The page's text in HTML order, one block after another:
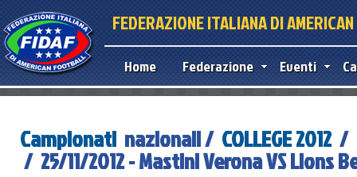
FEDERAZIONE ITALIANA DI
Home Federazione Eventi
Campionati nazionali / COLLEGE 2012/
/ 25/11/2012 - Mastini Verona VS Lions